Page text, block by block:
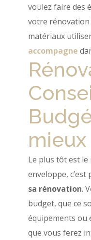
voulez faire des
votre rénovation
matériaux utiliser
accompagne
Le plus tôt est
enveloppe, c’est
sa rénovation.
budget, que ce
équipements ou
que vous ferez